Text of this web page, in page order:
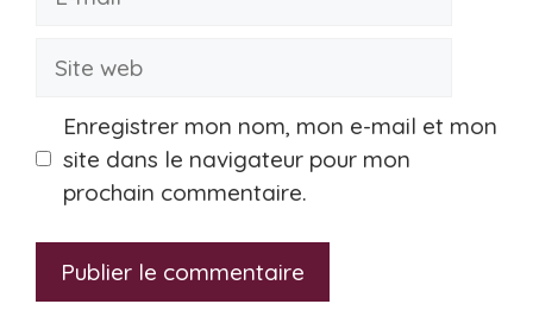
Enregistrer mon nom, mon e-mail et mon
site dans le navigateur pour mon
prochain commentaire.